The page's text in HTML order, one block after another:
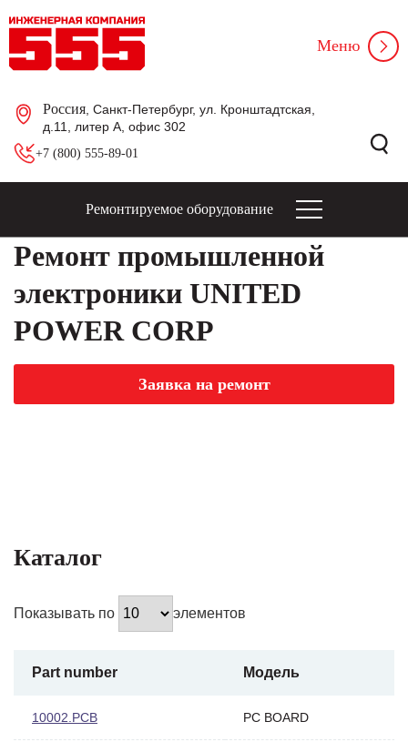
Россия , Санкт-Петербург, ул. Кронштадтская,
д.11, литер А, офис 302
+7 (800) 555-89-01
Меню
Ремонтируемое оборудование
Ремонт промышленной
электроники UNITED
POWER CORP
Заявка на ремонт
Каталог
Показывать по элементов
Part number Модель
10002.PCB PC BOARD